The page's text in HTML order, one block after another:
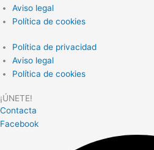
Aviso legal
Política de cookies
Política de privacidad
Aviso legal
Política de cookies
¡ÚNETE!
Contacta
Facebook